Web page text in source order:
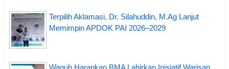
Terpilih Aklamasi, Dr. Silahuddin, M.Ag Lanjut
Memimpin APDOK PAI 2026–2029